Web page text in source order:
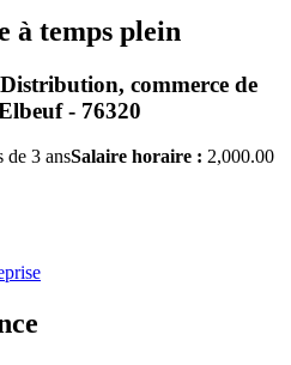
à temps plein
Distribution, commerce de
- 76320
de 3 ansSalaire horaire : 2,000.00